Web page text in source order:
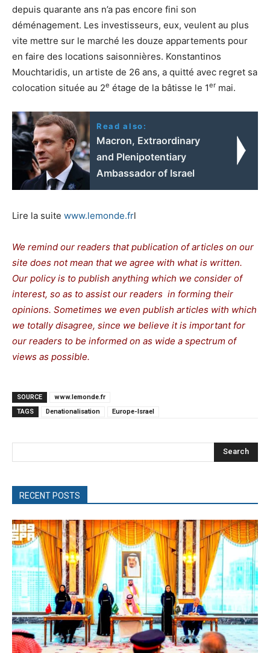
depuis quarante ans n’a pas encore fini son
déménagement. Les investisseurs, eux, veulent au plus
vite mettre sur le marché les douze appartements pour
en faire des locations saisonnières. Konstantinos
Mouchtaridis, un artiste de 26 ans, a quitté avec regret sa
colocation située au 2e étage de la bâtisse le 1er mai.
Read also:
Macron, Extraordinary
and Plenipotentiary
Ambassador of Israel
Lire la suite www.lemonde.frl
We remind our readers that publication of articles on our
site does not mean that we agree with what is written.
Our policy is to publish anything which we consider of
interest, so as to assist our readers in forming their
opinions. Sometimes we even publish articles with which
we totally disagree, since we believe it is important for
our readers to be informed on as wide a spectrum of
views as possible.
SOURCE
www.lemonde.fr
TAGS
Denationalisation Europe-Israel
Search
RECENT POSTS